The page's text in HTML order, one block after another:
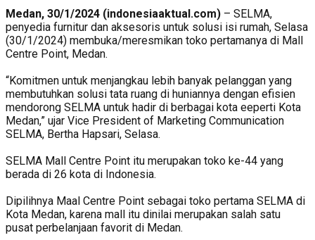
Medan, 30/1/2024 (indonesiaaktual.com) – SELMA,
penyedia furnitur dan aksesoris untuk solusi isi rumah, Selasa
(30/1/2024) membuka/meresmikan toko pertamanya di Mall
Centre Point, Medan.
“Komitmen untuk menjangkau lebih banyak pelanggan yang
membutuhkan solusi tata ruang di huniannya dengan efisien
mendorong SELMA untuk hadir di berbagai kota eeperti Kota
Medan,” ujar Vice President of Marketing Communication
SELMA, Bertha Hapsari, Selasa.
SELMA Mall Centre Point itu merupakan toko ke-44 yang
berada di 26 kota di Indonesia.
Dipilihnya Maal Centre Point sebagai toko pertama SELMA di
Kota Medan, karena mall itu dinilai merupakan salah satu
pusat perbelanjaan favorit di Medan.